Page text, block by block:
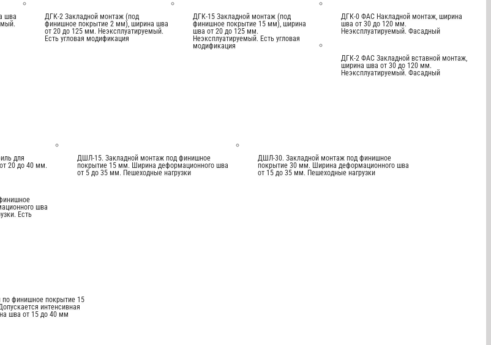
шва
ДГК-2 Закладной монтаж (под
финишное покрытие 2 мм), ширина шва
от 20 до 125 мм. Неэксплуатируемый.
Есть угловая модификация
ДГК-15 Закладной монтаж (под
финишное покрытие 15 мм), ширина
шва от 20 до 125 мм.
Неэксплуатируемый. Есть угловая
модификация
ДГК-0 ФАС Накладной монтаж, ширина
шва от 30 до 120 мм.
Неэксплуатируемый. Фасадный
ДГК-2 ФАС Закладной вставной монтаж,
ширина шва от 30 до 120 мм.
Неэксплуатируемый. Фасадный
для
20 до 40 мм.
ДШЛ-15. Закладной монтаж под финишное
покрытие 15 мм. Ширина деформационного шва
от 5 до 35 мм. Пешеходные нагрузки
ДШЛ-30. Закладной монтаж под финишное
покрытие 30 мм. Ширина деформационного шва
от 15 до 35 мм. Пешеходные нагрузки
шва
Есть
финишное покрытие 15
интенсивная
шва от 15 до 40 мм